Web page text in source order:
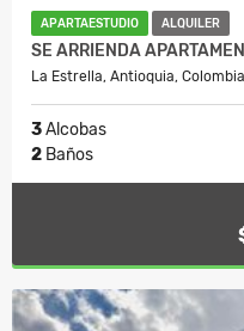
APARTAESTUDIO ALQUILER
SE ARRIENDA
La Estrella, Antioquia, Colombia
3Alcobas
2 Baños